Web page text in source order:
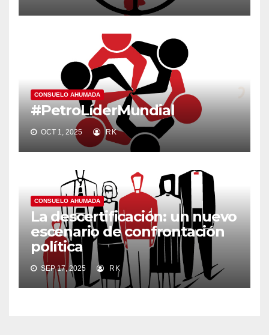
CONSUELO AHUMADA
#PetroLíderMundial
OCT 1, 2025 RK
CONSUELO AHUMADA
La descertificación: un nuevo
escenario de confrontación
política
SEP 17, 2025 RK